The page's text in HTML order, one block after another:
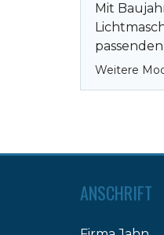
Mit
Weitere
ANSCHRIFT